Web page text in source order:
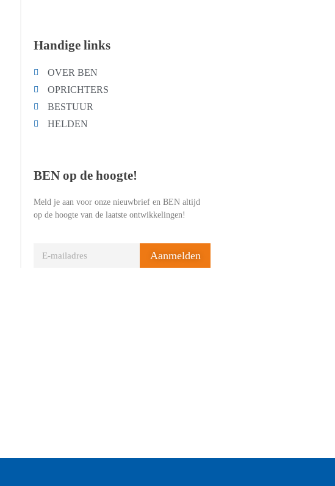
Handige links
OVER BEN
OPRICHTERS
BESTUUR
HELDEN
BEN op de hoogte!
Meld je aan voor onze nieuwbrief en BEN altijd
op de hoogte van de laatste ontwikkelingen!
Aanmelden